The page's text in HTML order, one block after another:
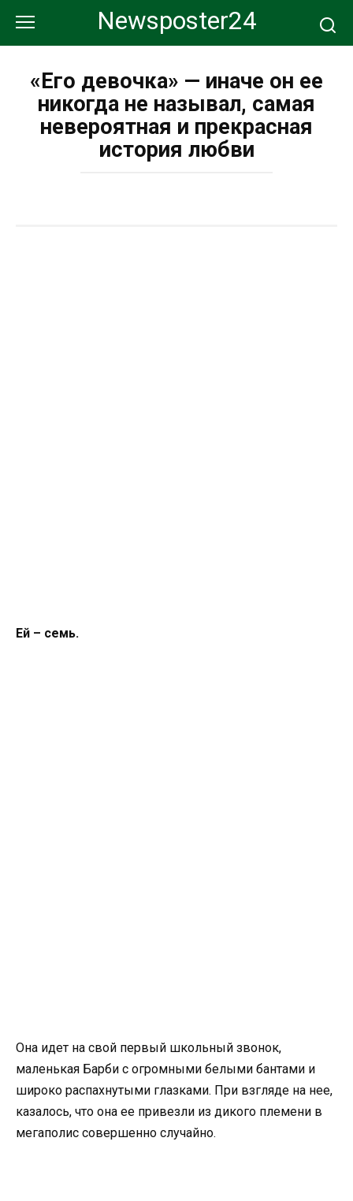
контенту
Newsposter24
«Его девочка» — иначе он ее
никогда не называл, самая
невероятная и прекрасная
история любви
Ей – семь.
Она идет на свой первый школьный звонок,
маленькая Барби с огромными белыми бантами и
широко распахнутыми глазками. При взгляде на нее,
казалось, что она ее привезли из дикого племени в
мегаполис совершенно случайно.